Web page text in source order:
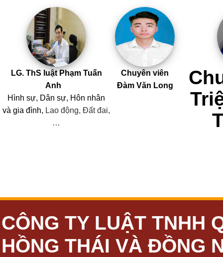
LG. ThS luật Phạm Tuấn
Anh
Hình sự, Dân sự, Hôn nhân
và gia đình, Lao động, Đất đai,
…
Chuyên viên
Đàm Văn Long
CÔNG TY LUẬT TNHH
HỒNG THÁI VÀ ĐỒNG